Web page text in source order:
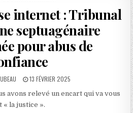
internet : Tribunal
septuagénaire
pour abus de
PUBLISHED
13 FÉVRIER 2025
avons relevé un encart qui va vous
« la justice ».